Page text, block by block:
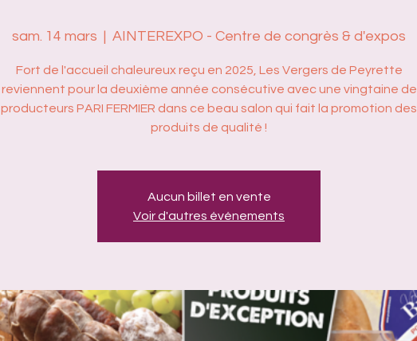
sam. 14 mars AINTEREXPO - Centre de congrès & d'expos
Fort de l'accueil chaleureux reçu en 2025, Les Vergers de Peyrette
reviennent pour la deuxième année consécutive avec une vingtaine de
producteurs PARI FERMIER dans ce beau salon qui fait la promotion des
produits de qualité !
Aucun billet en vente
Voir d'autres événements